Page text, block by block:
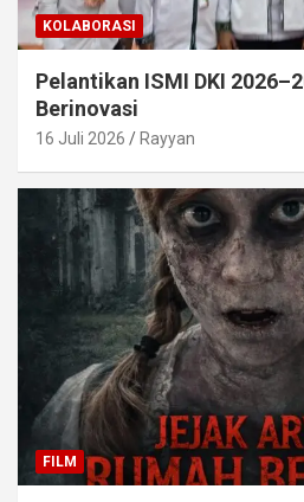
KOLABORASI
Pelantikan ISMI DKI
Berinovasi
16 Juli 2026 Rayyan
FILM